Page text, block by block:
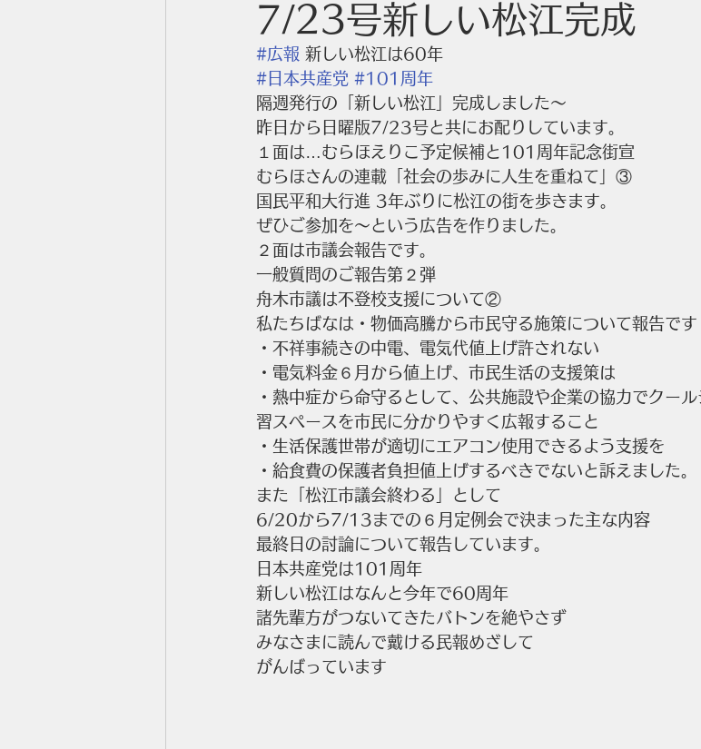
7/23号新しい松江完成
#広報 新しい松江は60年
#日本共産党 #101周年
隔週発行の「新しい松江」完成しました～
昨日から日曜版7/23号と共にお配りしています。
１面は…むらほえりこ予定候補と101周年記念街宣
むらほさんの連載「社会の歩みに人生を重ねて」③
国民平和大行進 3年ぶりに松江の街を歩きます。
ぜひご参加を～という広告を作りました。
２面は市議会報告です。
一般質問のご報告第２弾
舟木市議は不登校支援について②
私たちばなは・物価高騰から市民守る施策について報告です
・不祥事続きの中電、電気代値上げ許されない
・電気料金６月から値上げ、市民生活の支援策は
・熱中症から命守るとして、公共施設や企業の協力でクー
習スペースを市民に分かりやすく広報すること
・生活保護世帯が適切にエアコン使用できるよう支援を
・給食費の保護者負担値上げするべきでないと訴えました。
また「松江市議会終わる」として
6/20から7/13までの６月定例会で決まった主な内容
最終日の討論について報告しています。
日本共産党は101周年
新しい松江はなんと今年で60周年
諸先輩方がつないてきたバトンを絶やさず
みなさまに読んで戴ける民報めざして
がんばっています